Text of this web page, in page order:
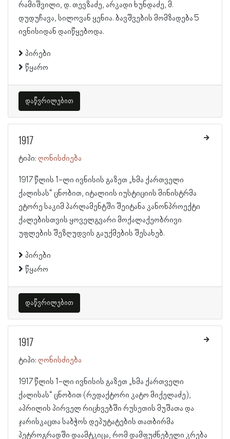
რამიშვილი, დ. თევზაძე, არკადი ხუნდაძე, მ.
დუდუჩავა, სილოვან ყენია. ბავშვების მომზადება 5
ივნისიდან დაიწყებოდა.
პირები
წყარო
დაწვრილებით
1917
ტიპი: ღონისძიება
1917 წლის 1-ლი ივნისის გაზეთ „ხმა ქართველი
ქალისას“ ცნობით, იტალიის იუსტიციის მინისტრმა
ეტორე საკიმ პარლამენტში შეიტანა კანონპროექტი
ქალებისთვის ყოველგვარი მოქალაქეობრივი
უფლების შეზღუდვის გაუქმების შესახებ.
პირები
წყარო
დაწვრილებით
1917
ტიპი: ღონისძიება
1917 წლის 1-ლი ივნისის გაზეთ „ხმა ქართველი
ქალისას“ ცნობით (რედაქტორი კატო მიქელაძე),
აპრილის პირველ რიცხვებში რუსეთის მუშათა და
ჯარისკაცთა საბჭოს დეპუტატების თათბირმა
პეტროგრადში დაამტკიცა, რომ დამფუძნებელი კრება